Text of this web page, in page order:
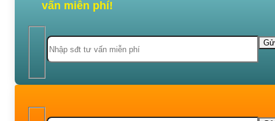
vấn miễn phí!